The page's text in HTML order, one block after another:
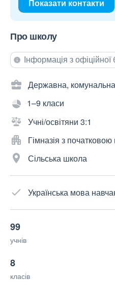
Показати контакти
Про школу
Інформація з
Державна,
1–9 класи
Учні/освітяни 3:1
Гімназія з
Сільська школа
Українська мова
99
учнів
8
класів